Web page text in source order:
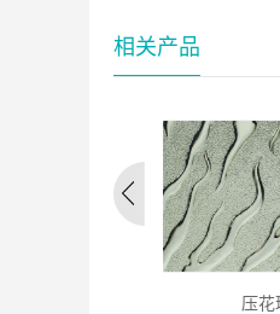
相关产品
压花